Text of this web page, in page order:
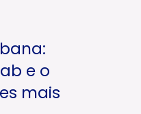
e o
mais